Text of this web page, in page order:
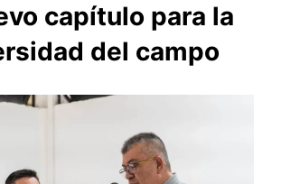
capítulo para la
del campo